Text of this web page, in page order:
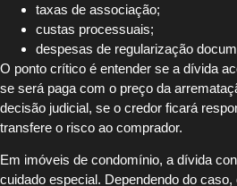
taxas de associação;
custas processuais;
despesas de regularização
O ponto crítico é entender se a dívida
se será paga com o preço da
decisão judicial, se o credor ficará
transfere o risco ao comprador.
Em imóveis de condomínio, a dívida
cuidado especial. Dependendo do